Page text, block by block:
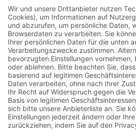
Jetzt beim BITO
anmelden:
Lager- & Logistiknews
Exklusive Rabatte
Neuheiten